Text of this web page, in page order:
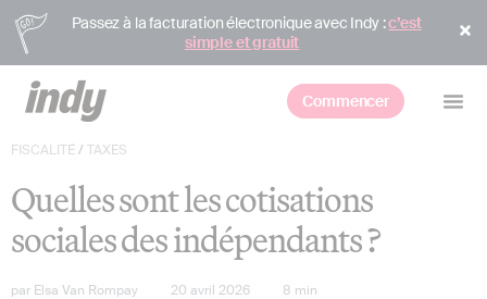
Passez à la facturation électronique avec Indy :c’est
simple et gratuit
Commencer
FISCALITÉ/ TAXES
Quelles sont les cotisations
sociales des indépendants ?
par Elsa Van Rompay 20 avril 2026 8 min